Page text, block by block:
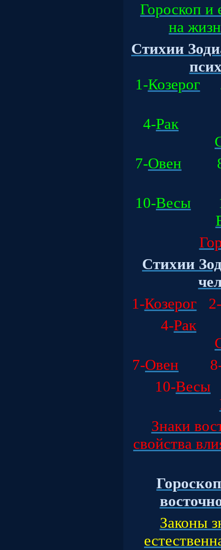
Гороскоп и
на
Стихии
1-Козерог
4-Рак
7-Овен
10-Весы
Стихии
1-Козерог 2-
4-Рак
7-Овен
10-Весы
Знаки
свойства
Законы